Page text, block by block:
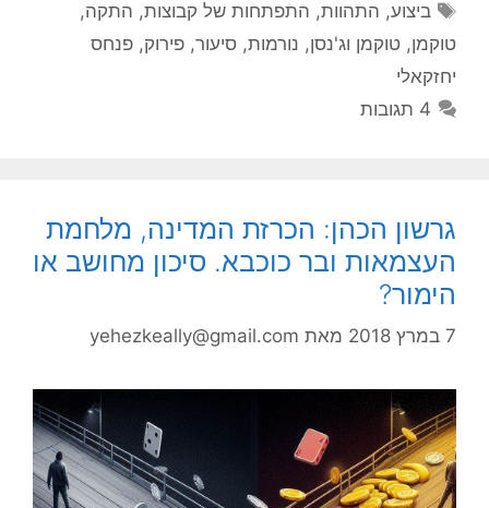
תגיות
ביצוע, התהוות, התפתחות של קבוצות, התקה,
טוקמן, טוקמן וג'נסן, נורמות, סיעור, פירוק, פנחס
יחזקאלי
4 תגובות
גרשון הכהן: הכרזת המדינה, מלחמת
העצמאות ובר כוכבא. סיכון מחושב או
הימור?
7 במרץ 2018 מאת yehezkeally@gmail.com